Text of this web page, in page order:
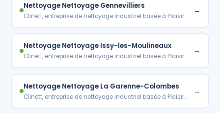
Nettoyage Nettoyage Gennevilliers
Clinett, entreprise de nettoyage industriel basée à Plaisir…
→
Nettoyage Nettoyage Issy-les-Moulineaux
Clinett, entreprise de nettoyage industriel basée à Plaisir…
→
Nettoyage Nettoyage La Garenne-Colombes
Clinett, entreprise de nettoyage industriel basée à Plaisir…
→